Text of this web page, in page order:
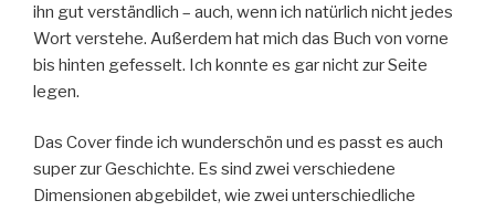
ihn gut verständlich – auch, wenn ich natürlich nicht jedes
Wort verstehe. Außerdem hat mich das Buch von vorne
bis hinten gefesselt. Ich konnte es gar nicht zur Seite
legen.
Das Cover finde ich wunderschön und es passt es auch
super zur Geschichte. Es sind zwei verschiedene
Dimensionen abgebildet, wie zwei unterschiedliche